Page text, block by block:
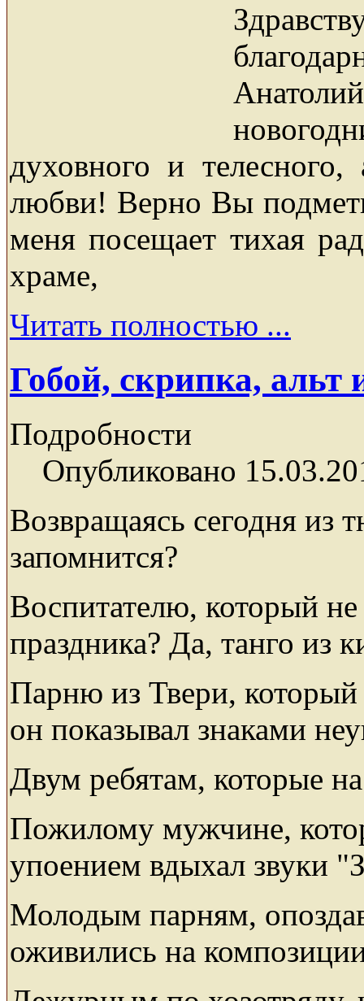
духовного и
любви! Верно Вы
меня посещает тихая
храме,
Читать полностью ...
Гобой, скрипка, альт
Подробности
Опубликовано
Возвращаясь сегодня
запомнится?
Воспитателю, который
праздника? Да, танго из
Парню из Твери, который
он показывал знаками
Двум ребятам, которые
Пожилому мужчине,
упоением вдыхал звуки
Молодым парням,
оживились на